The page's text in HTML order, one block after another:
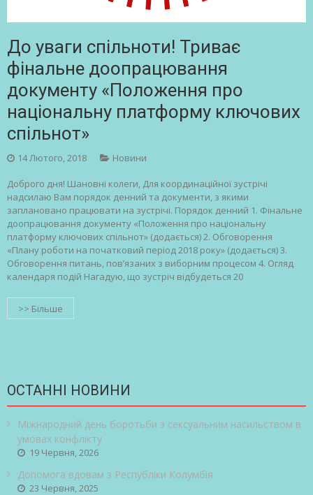
До уваги спільноти! Триває
фінальне доопрацювання
документу «Положення про
національну платформу ключових
спільнот»
14 Лютого, 2018 Новини
Доброго дня! Шановні колеги, Для координаційної зустрічі
надсилаю Вам порядок денний та документи, з якими
заплановано працювати на зустрічі. Порядок денний 1. Фінальне
доопрацювання документу «Положення про національну
платформу ключових спільнот» (додається) 2. Обговорення
«Плану роботи на початковий період 2018 року» (додається) 3.
Обговорення питань, пов’язаних з виборним процесом 4. Огляд
календаря подій Нагадую, що зустріч відбудеться 20
>> Більше
ОСТАННІ НОВИНИ
Міжнародний день боротьби з сексуальним насильством в
умовах конфлікту
19 Червня, 2026
Допомога вдовам з Республіки Колумбія
23 Червня, 2025